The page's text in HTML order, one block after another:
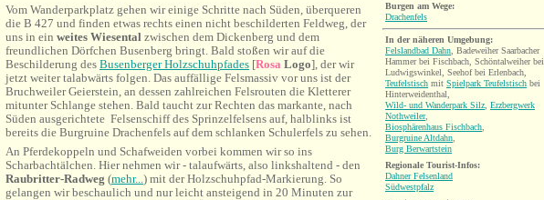
Vom Wanderparkplatz gehen wir einige Schritte nach Süden, überqueren
die B 427 und finden etwas rechts einen nicht beschilderten Feldweg, der
uns in ein weites Wiesental zwischen dem Dickenberg und dem
freundlichen Dörfchen Busenberg bringt. Bald stoßen wir auf die
Beschilderung des Busenberger Holzschuhpfades [Rosa Logo], der wir
jetzt weiter talabwärts folgen. Das auffällige Felsmassiv vor uns ist der
Bruchweiler Geierstein, an dessen zahlreichen Felsrouten die Kletterer
mitunter Schlange stehen. Bald taucht zur Rechten das markante, nach
Süden ausgerichtete Felsenschiff des Sprinzelfelsens auf, halblinks ist
bereits die Burgruine Drachenfels auf dem schlanken Schulerfels zu sehen.
An Pferdekoppeln und Schafweiden vorbei kommen wir so ins
Scharbachtälchen. Hier nehmen wir - talaufwärts, also linkshaltend - den
Raubritter-Radweg (mehr...) mit der Holzschuhpfad-Markierung. So
gelangen wir beschaulich und nur leicht ansteigend in 20 Minuten zur
Burgen am Wege:
Drachenfels
In der näheren Umgebung:
Felslandbad Dahn Badeweiher Saarbacher
Hammer bei Fischbach, Schöntalweiher bei
Ludwigswinkel, Seehof bei Erlenbach,
Teufelstisch mit Spielpark Teufelstisch bei
Hinterweidenthal,
Wild- und Wanderpark Silz Erzbergwerk
Nothweiler,
Biosphärenhaus Fischbach
Burgruine Altdahn
Burg Berwartstein
Regionale Tourist-Infos:
Dahner Felsenland
Südwestpfalz